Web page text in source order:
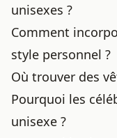
unisexes ?
Comment
style personnel ?
Où trouver des
Pourquoi les
unisexe ?